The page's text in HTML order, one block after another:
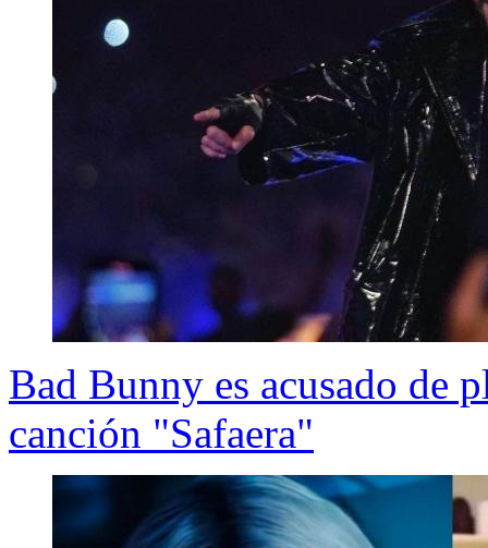
Bad Bunny es acusado de
canción "Safaera"